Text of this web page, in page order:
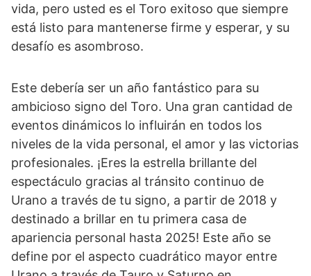
vida, pero usted es el Toro exitoso que siempre
está listo para mantenerse firme y esperar, y su
desafío es asombroso.
Este debería ser un año fantástico para su
ambicioso signo del Toro. Una gran cantidad de
eventos dinámicos lo influirán en todos los
niveles de la vida personal, el amor y las victorias
profesionales. ¡Eres la estrella brillante del
espectáculo gracias al tránsito continuo de
Urano a través de tu signo, a partir de 2018 y
destinado a brillar en tu primera casa de
apariencia personal hasta 2025! Este año se
define por el aspecto cuadrático mayor entre